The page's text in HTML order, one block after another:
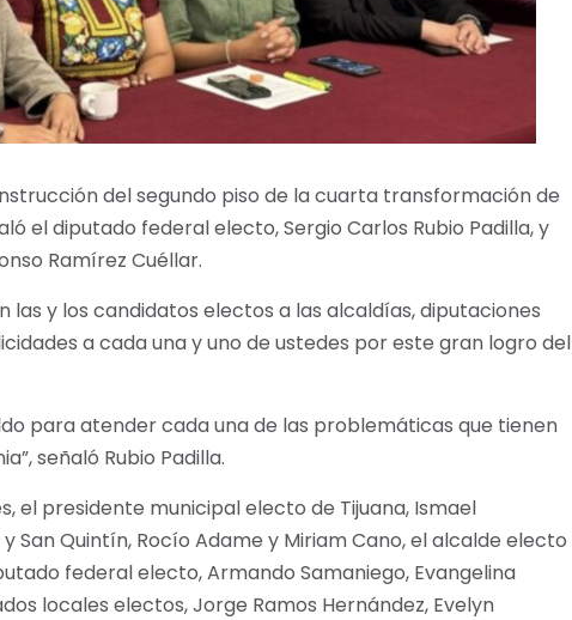
del segundo piso de la cuarta transformación de
el diputado federal electo, Sergio Carlos Rubio Padilla, y
Ramírez Cuéllar.
y los candidatos electos a las alcaldías, diputaciones
a cada una y uno de ustedes por este gran logro del
para atender cada una de las problemáticas que tienen
señaló Rubio Padilla.
el presidente municipal electo de Tijuana, Ismael
San Quintín, Rocío Adame y Miriam Cano, el alcalde electo
federal electo, Armando Samaniego, Evangelina
locales electos, Jorge Ramos Hernández, Evelyn